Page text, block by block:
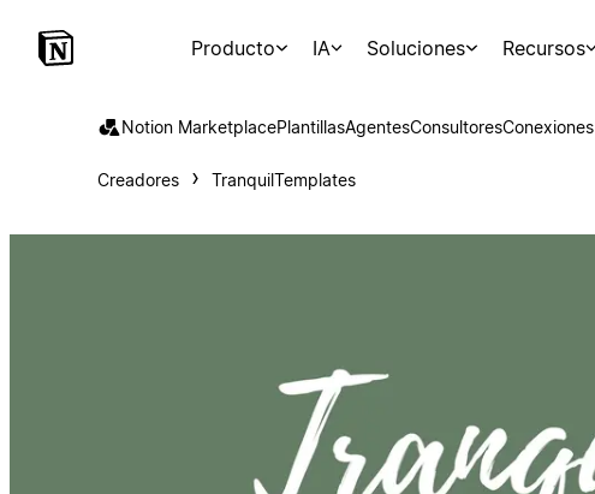
Producto IA Soluciones Recursos
Notion MarketplacePlantillasAgentesConsultoresConexiones
Creadores TranquilTemplates